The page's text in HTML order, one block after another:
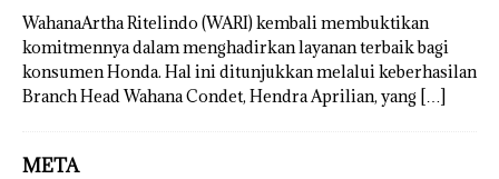
WahanaArtha Ritelindo (WARI) kembali membuktikan
komitmennya dalam menghadirkan layanan terbaik bagi
konsumen Honda. Hal ini ditunjukkan melalui keberhasilan
Branch Head Wahana Condet, Hendra Aprilian, yang […]
META